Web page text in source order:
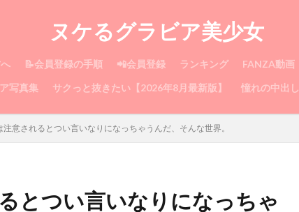
ヌケるグラビア美少女
📝会員登録の手順 📲会員登録 ランキング FANZA動画
写真集
サクっと抜きたい【2026年8月最新版】 憧れの中出し
注意されるとつい言いなりになっちゃうんだ、そんな世界。
とつい言いなりになっちゃ